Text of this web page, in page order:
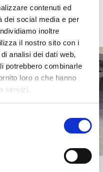
contenuti ed
dei social media e per
inoltre
il nostro sito con i
analisi dei dati web,
potrebbero combinarle
loro o che hanno
servizi.